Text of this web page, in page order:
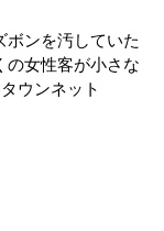
ボンを汚していた
の女性客が小さな
ウンネット